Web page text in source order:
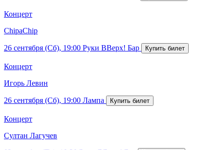
Концерт
ChipaChip
26 сентября (Сб), 19:00 Руки ВВерх! Бар
Концерт
Игорь Левин
26 сентября (Сб), 19:00 Лампа
Концерт
Султан Лагучев